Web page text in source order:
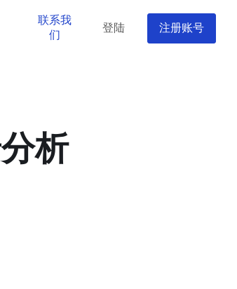
联系我
们
登陆 注册账号
析